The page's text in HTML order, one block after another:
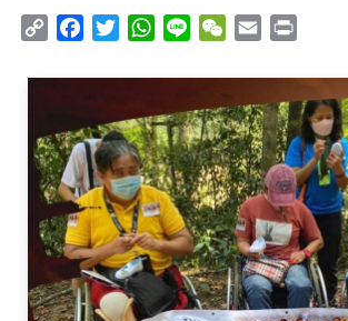
Copy
Facebook
TwitterWhatsApp
Line WeChat
Email